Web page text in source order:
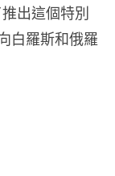
出這個特別
白羅斯和俄羅